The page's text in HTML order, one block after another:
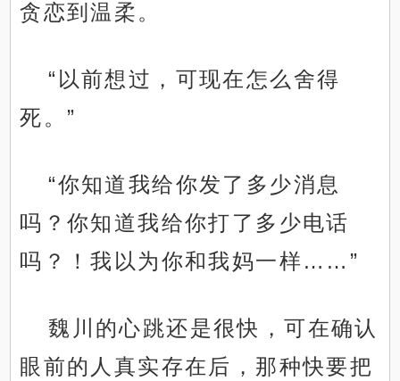
贪恋到温柔。
“以前想过，可现在怎么舍得
死。”
“你知道我给你发了多少消息
吗？你知道我给你打了多少电话
吗？！我以为你和我妈一样……”
魏川的心跳还是很快，可在确认
眼前的人真实存在后，那种快要把